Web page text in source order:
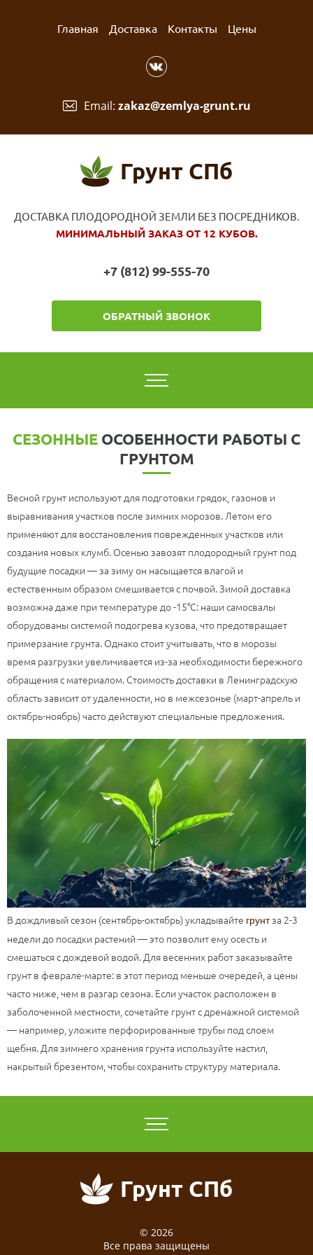
Главная Доставка Контакты Цены
Email: zakaz@zemlya-grunt.ru
Грунт СПб
ДОСТАВКА ПЛОДОРОДНОЙ ЗЕМЛИ БЕЗ ПОСРЕДНИКОВ.
МИНИМАЛЬНЫЙ ЗАКАЗ ОТ 12 КУБОВ.
+7 (812) 99-555-70
ОБРАТНЫЙ ЗВОНОК
СЕЗОННЫЕ ОСОБЕННОСТИ РАБОТЫ С
ГРУНТОМ
Весной грунт используют для подготовки грядок, газонов и
выравнивания участков после зимних морозов. Летом его
применяют для восстановления поврежденных участков или
создания новых клумб. Осенью завозят плодородный грунт под
будущие посадки — за зиму он насыщается влагой и
естественным образом смешивается с почвой. Зимой доставка
возможна даже при температуре до -15°C: наши самосвалы
оборудованы системой подогрева кузова, что предотвращает
примерзание грунта. Однако стоит учитывать, что в морозы
время разгрузки увеличивается из-за необходимости бережного
обращения с материалом. Стоимость доставки в Ленинградскую
область зависит от удаленности, но в межсезонье (март-апрель и
октябрь-ноябрь) часто действуют специальные предложения.
В дождливый сезон (сентябрь-октябрь) укладывайте грунтза 2-3
недели до посадки растений — это позволит ему осесть и
смешаться с дождевой водой. Для весенних работ заказывайте
грунт в феврале-марте: в этот период меньше очередей, а цены
часто ниже, чем в разгар сезона. Если участок расположен в
заболоченной местности, сочетайте грунт с дренажной системой
— например, уложите перфорированные трубы под слоем
щебня. Для зимнего хранения грунта используйте настил,
накрытый брезентом, чтобы сохранить структуру материала.
Грунт СПб
© 2026
Все права защищены